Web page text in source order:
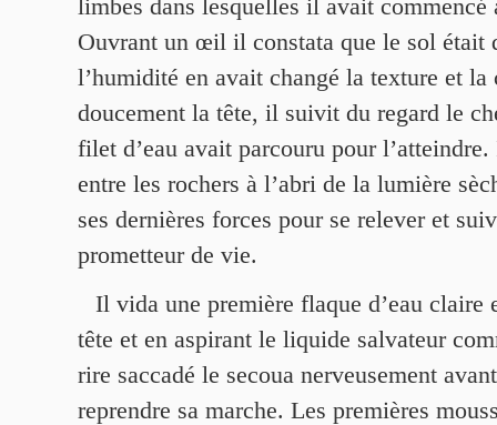
limbes dans lesquelles il avait commencé
Ouvrant un œil il constata que le sol était
l’humidité en avait changé la texture et la
doucement la tête, il suivit du regard le
filet d’eau avait parcouru pour
entre les rochers à l’abri de la lumière
ses dernières forces pour se relever et
prometteur de vie.
Il vida une première flaque d’eau claire
tête et en aspirant le liquide salvateur
rire saccadé le secoua nerveusement
reprendre sa marche. Les premières